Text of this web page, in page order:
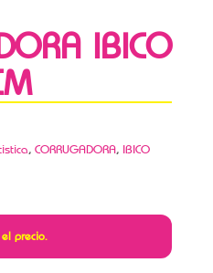
IBICO
, CORRUGADORA, IBICO
precio.